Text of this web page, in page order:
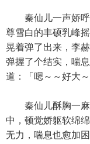
秦仙儿一声娇呼
尊雪白的丰硕乳峰摇
晃着弹了出来，李
弹握了个结实，喘息
道：「嗯～～好大
秦仙儿酥胸一麻
中，顿觉娇躯软绵绵
无力，喘息也愈加